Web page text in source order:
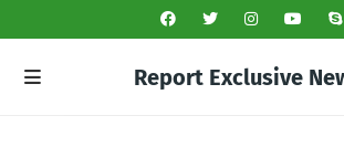
Report Exclusive